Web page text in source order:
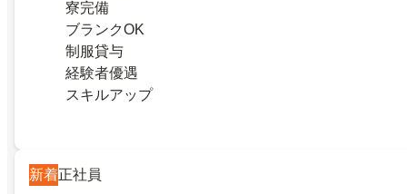
寮完備
ブランクOK
制服貸与
経験者優遇
スキルアップ
新着正社員